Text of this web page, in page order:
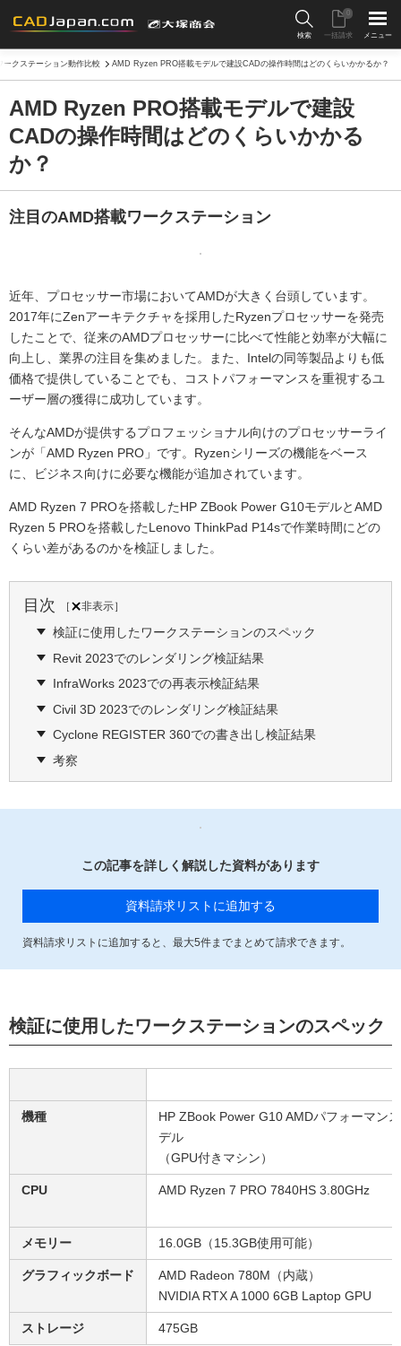
検索 一括請求
0
メニュー
ークステーション動作比較 AMD Ryzen PRO搭載モデルで建設CADの操作時間はどのくらいかかるか？
AMD Ryzen PRO搭載モデルで建設
CADの操作時間はどのくらいかかる
か？
注目のAMD搭載ワークステーション
近年、プロセッサー市場においてAMDが大きく台頭しています。
2017年にZenアーキテクチャを採用したRyzenプロセッサーを発売
したことで、従来のAMDプロセッサーに比べて性能と効率が大幅に
向上し、業界の注目を集めました。また、Intelの同等製品よりも低
価格で提供していることでも、コストパフォーマンスを重視するユ
ーザー層の獲得に成功しています。
そんなAMDが提供するプロフェッショナル向けのプロセッサーライ
ンが「AMD Ryzen PRO」です。Ryzenシリーズの機能をベース
に、ビジネス向けに必要な機能が追加されています。
AMD Ryzen 7 PROを搭載したHP ZBook Power G10モデルとAMD
Ryzen 5 PROを搭載したLenovo ThinkPad P14sで作業時間にどの
くらい差があるのかを検証しました。
目次 ［ 非表示］
検証に使用したワークステーションのスペック
Revit 2023でのレンダリング検証結果
InfraWorks 2023での再表示検証結果
Civil 3D 2023でのレンダリング検証結果
Cyclone REGISTER 360での書き出し検証結果
考察
この記事を詳しく解説した資料があります
資料請求リストに追加する
資料請求リストに追加すると、最大5件までまとめて請求できます。
検証に使用したワークステーションのスペック
機種
HP ZBook Power G10 AMDパフォーマン
デル
（GPU付きマシン）
CPU AMD Ryzen 7 PRO 7840HS 3.80GHz
メモリー 16.0GB（15.3GB使用可能）
グラフィックボード
AMD Radeon 780M（内蔵）
NVIDIA RTX A 1000 6GB Laptop GPU
ストレージ 475GB